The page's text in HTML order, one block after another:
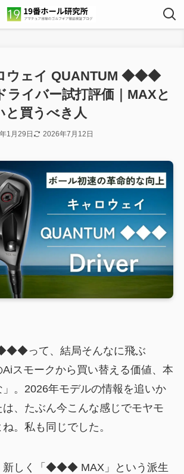
ウェイ QUANTUM ◆◆◆
ライバー試打評価｜MAXと
と買うべき人
1月29日 2026年7月12日
◆◆◆って、結局そんなに飛ぶ
スモークから買い替える価値、本
。2026年モデルの情報を追いか
、たぶん今こんな感じでモヤモ
。私も同じでした。
新しく「◆◆◆ MAX」という派生